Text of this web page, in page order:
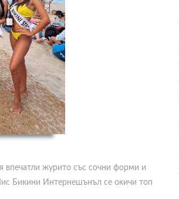
впечатли журито със сочни форми и
Бикини Интернешънъл се окичи топ